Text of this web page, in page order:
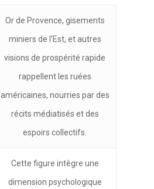
Or de Provence, gisements
miniers de l’Est, et autres
visions de prospérité rapide
rappellent les ruées
américaines, nourries par des
récits médiatisés et des
espoirs collectifs.
Cette figure intègre une
dimension psychologique